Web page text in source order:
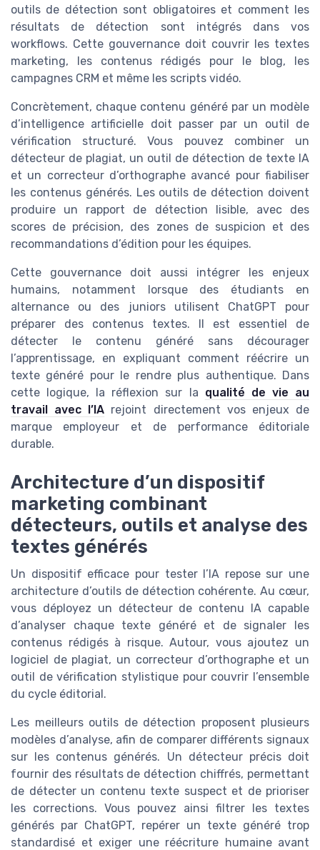
outils de détection sont obligatoires et comment les
résultats de détection sont intégrés dans vos
workflows. Cette gouvernance doit couvrir les textes
marketing, les contenus rédigés pour le blog, les
campagnes CRM et même les scripts vidéo.
Concrètement, chaque contenu généré par un modèle
d’intelligence artificielle doit passer par un outil de
vérification structuré. Vous pouvez combiner un
détecteur de plagiat, un outil de détection de texte IA
et un correcteur d’orthographe avancé pour fiabiliser
les contenus générés. Les outils de détection doivent
produire un rapport de détection lisible, avec des
scores de précision, des zones de suspicion et des
recommandations d’édition pour les équipes.
Cette gouvernance doit aussi intégrer les enjeux
humains, notamment lorsque des étudiants en
alternance ou des juniors utilisent ChatGPT pour
préparer des contenus textes. Il est essentiel de
détecter le contenu généré sans décourager
l’apprentissage, en expliquant comment réécrire un
texte généré pour le rendre plus authentique. Dans
cette logique, la réflexion sur la qualité de vie au
travail avec l’IA rejoint directement vos enjeux de
marque employeur et de performance éditoriale
durable.
Architecture d’un dispositif
marketing combinant
détecteurs, outils et analyse des
textes générés
Un dispositif efficace pour tester l’IA repose sur une
architecture d’outils de détection cohérente. Au cœur,
vous déployez un détecteur de contenu IA capable
d’analyser chaque texte généré et de signaler les
contenus rédigés à risque. Autour, vous ajoutez un
logiciel de plagiat, un correcteur d’orthographe et un
outil de vérification stylistique pour couvrir l’ensemble
du cycle éditorial.
Les meilleurs outils de détection proposent plusieurs
modèles d’analyse, afin de comparer différents signaux
sur les contenus générés. Un détecteur précis doit
fournir des résultats de détection chiffrés, permettant
de détecter un contenu texte suspect et de prioriser
les corrections. Vous pouvez ainsi filtrer les textes
générés par ChatGPT, repérer un texte généré trop
standardisé et exiger une réécriture humaine avant